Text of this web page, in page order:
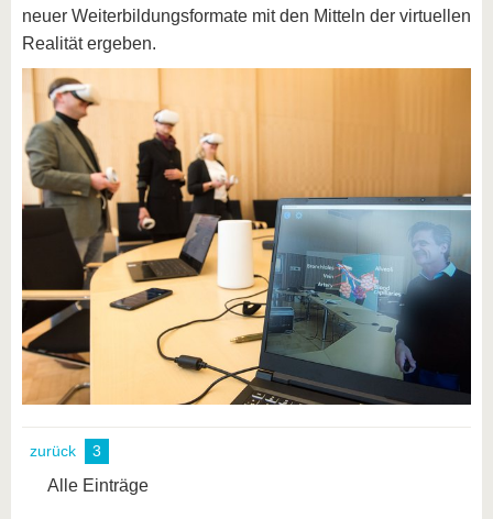
neuer Weiterbildungsformate mit den Mitteln der virtuellen
Realität ergeben.
zurück 3
Alle Einträge